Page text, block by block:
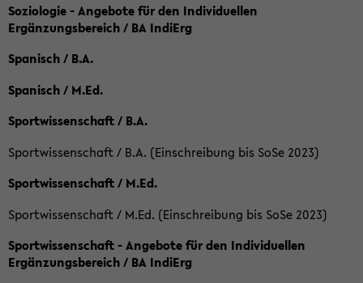
Soziologie - Angebote für den Individuellen
Ergänzungsbereich / BA IndiErg
Spanisch / B.A.
Spanisch / M.Ed.
Sportwissenschaft / B.A.
Sportwissenschaft / B.A. (Einschreibung bis SoSe 2023)
Sportwissenschaft / M.Ed.
Sportwissenschaft / M.Ed. (Einschreibung bis SoSe 2023)
Sportwissenschaft - Angebote für den Individuellen
Ergänzungsbereich / BA IndiErg